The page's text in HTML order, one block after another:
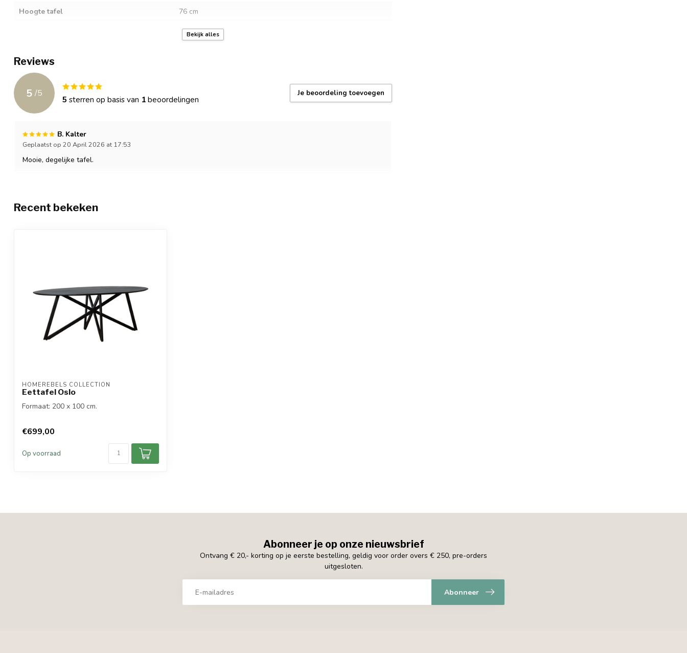
Hoogte tafel 76 cm
200 cm
Gewicht object
Aantal personen 6 (tot 8 met kopse stoelen)
Bekijk alles
Reviews
5 /5
5 sterren op basis van 1beoordelingen
Je beoordeling toevoegen
B. Kalter
Geplaatst op 20 April 2026 at 17:53
Mooie, degelijke tafel.
Recent bekeken
HOMEREBELS COLLECTION
Eettafel Oslo
Formaat: 200 x 100 cm.
€699,00
Op voorraad
Abonneer je op onze nieuwsbrief
Ontvang € 20,- korting op je eerste bestelling, geldig voor order overs € 250, pre-orders
uitgesloten.
Abonneer